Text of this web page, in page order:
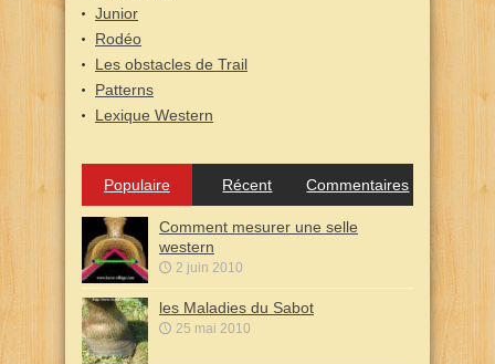
Junior
Rodéo
Les obstacles de Trail
Patterns
Lexique Western
Populaire Récent Commentaires
Comment mesurer une selle
western
2 juin 2010
les Maladies du Sabot
25 mai 2010